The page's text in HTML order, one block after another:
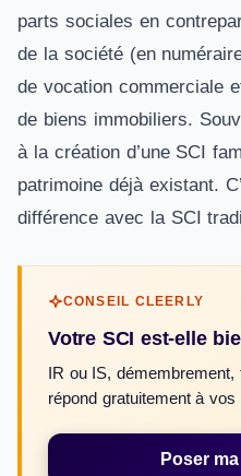
parts sociales en
de la société (en
de vocation commerciale
de biens immobiliers.
à la création d’une SCI
patrimoine déjà existant.
différence avec la SCI
CONSEIL CLEERLY
Votre SCI est-elle
IR ou IS,
répond gratuitement à vos
Poser